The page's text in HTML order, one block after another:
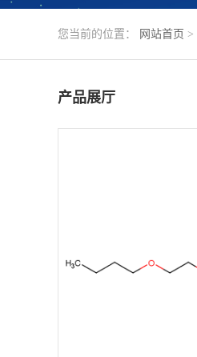
您当前的位置： 网站首页 >
产品展厅